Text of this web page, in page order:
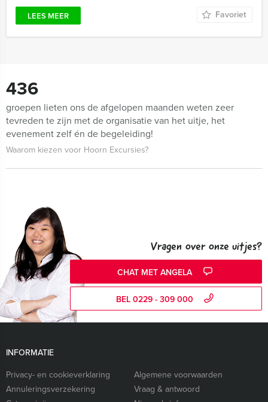
LEES MEER Favoriet
436
groepen lieten ons de afgelopen maanden weten zeer
tevreden te zijn met de organisatie van het uitje, het
evenement zelf én de begeleiding!
Waarom kiezen voor Hoorn Excursies?
Vragen over onze uitjes?
CHAT MET ANGELA
BEL 0229 - 309 000
INFORMATIE
Privacy- en cookieverklaring
Algemene voorwaarden
Annuleringsverzekering
Vraag & antwoord